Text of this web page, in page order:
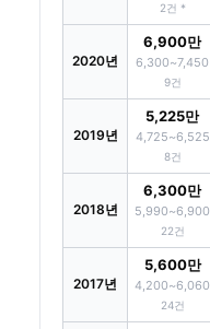
2건 *
2020년
6,900만
6,300~7,450
9건
2019년
5,225만
4,725~6,525
8건
2018년
6,300만
5,990~6,900
22건
2017년
5,600만
4,200~6,060
24건